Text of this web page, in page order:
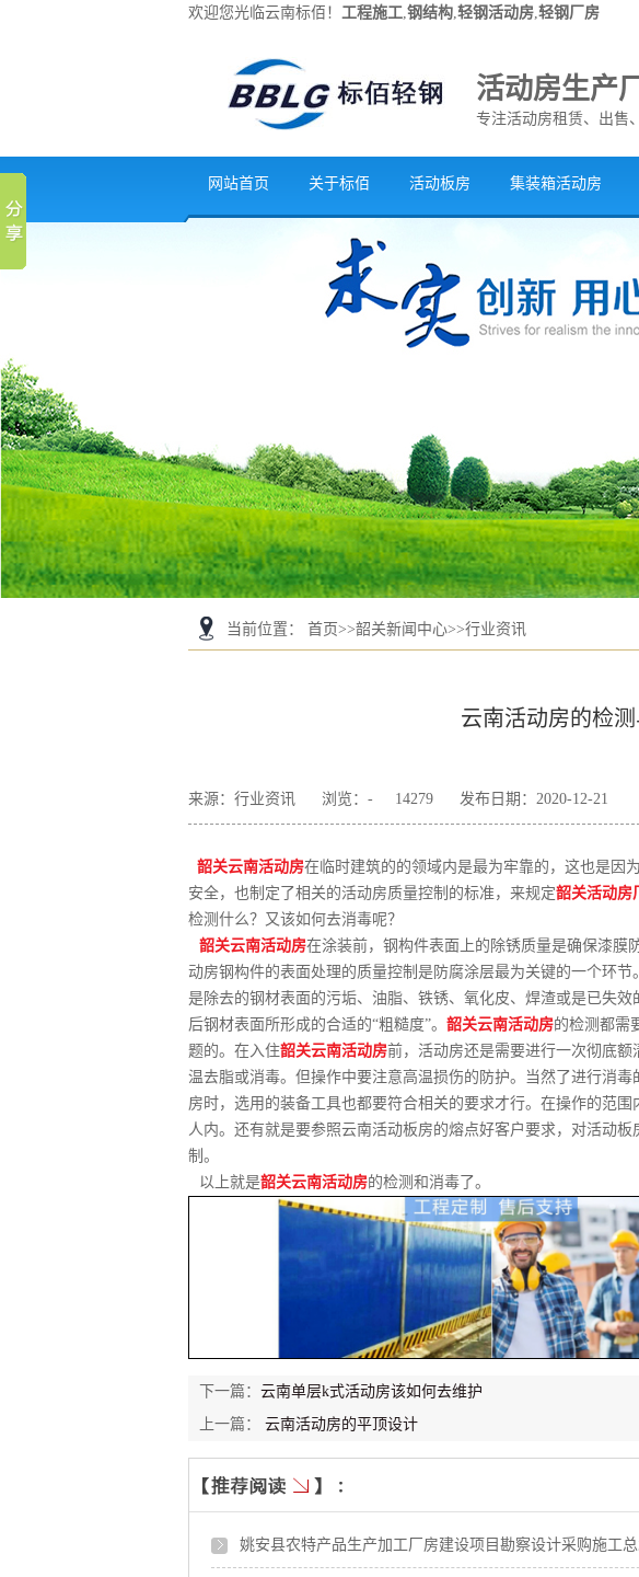
欢迎您光临云南标佰！ 工程施工,钢结构,轻钢活动房,轻钢厂房
活动房生产
专注活动房租赁、出售
网站首页 关于标佰 活动板房 集装箱活动房
当前位置 ： 首页>>韶关新闻中心>>行业资讯
云南活动房的检
来源：行业资讯 浏览： - 14279 发布日期：2020-12-21
韶关云南活动房在临时建筑的的领域内是最为牢靠的，这也是因
安全，也制定了相关的活动房质量控制的标准，来规定韶关活动房
检测什么？又该如何去消毒呢？
韶关云南活动房在涂装前，钢构件表面上的除锈质量是确保漆膜
动房钢构件的表面处理的质量控制是防腐涂层最为关键的一个环
是除去的钢材表面的污垢、油脂、铁锈、氧化皮、焊渣或是已失
后钢材表面所形成的合适的“粗糙度”。 韶关云南活动房的检测都需
题的。在入住韶关云南活动房前，活动房还是需要进行一次彻底
温去脂或消毒。但操作中要注意高温损伤的防护。当然了进行消
房时，选用的装备工具也都要符合相关的要求才行。在操作的范
人内。还有就是要参照云南活动板房的熔点好客户要求，对活动
制。
以上就是韶关云南活动房的检测和消毒了。
下一篇： 云南单层k式活动房该如何去维护
上一篇： 云南活动房的平顶设计
姚安县农特产品生产加工厂房建设项目勘察设计采购施工